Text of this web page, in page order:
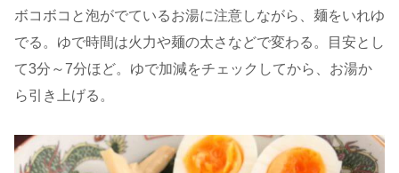
ボコボコと泡がでているお湯に注意しながら、麺をいれゆ
でる。ゆで時間は火力や麺の太さなどで変わる。目安とし
て3分～7分ほど。ゆで加減をチェックしてから、お湯か
ら引き上げる。